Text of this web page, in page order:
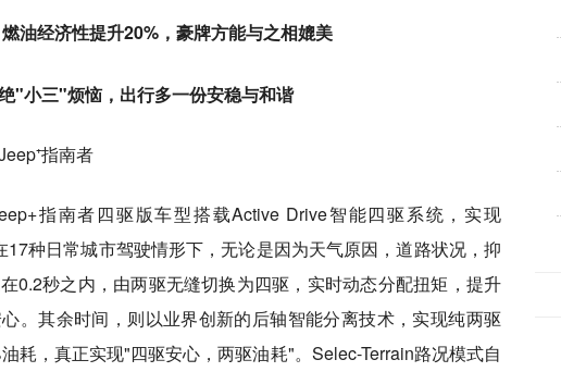
油经济性提升20%，豪牌方能与之相媲美
"小三"烦恼，出行多一份安稳与和谐
指南者四驱版车型搭载Active Drive智能四驱系统，实现
种日常城市驾驶情形下，无论是因为天气原因，道路状况，抑
0.2秒之内，由两驱无缝切换为四驱，实时动态分配扭矩，提升
。其余时间，则以业界创新的后轴智能分离技术，实现纯两驱
耗，真正实现"四驱安心，两驱油耗"。Selec-Terrain路况模式自